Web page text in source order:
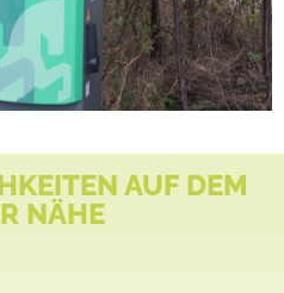
AUF DEM
NÄHE